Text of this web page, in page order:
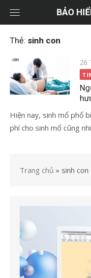
dung
BẢO
Thẻ: sinh con
vào
26
Hiện nay, sinh mổ phổ
phí cho sinh mổ cũng
Trang chủ » sinh con